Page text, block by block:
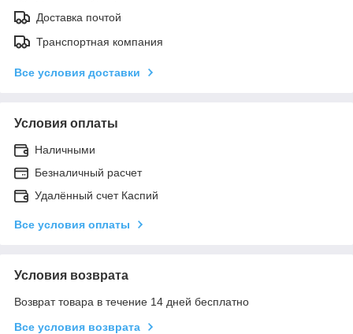
Доставка почтой
Транспортная компания
Все условия доставки
Условия оплаты
Наличными
Безналичный расчет
Удалённый счет Каспий
Все условия оплаты
Условия возврата
Возврат товара в течение 14 дней бесплатно
Все условия возврата